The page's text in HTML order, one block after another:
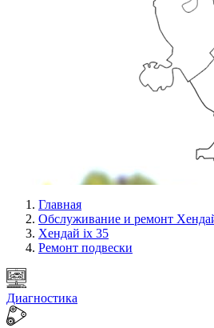
Главная
Обслуживание и ремонт
Хендай ix 35
Ремонт подвески
Диагностика